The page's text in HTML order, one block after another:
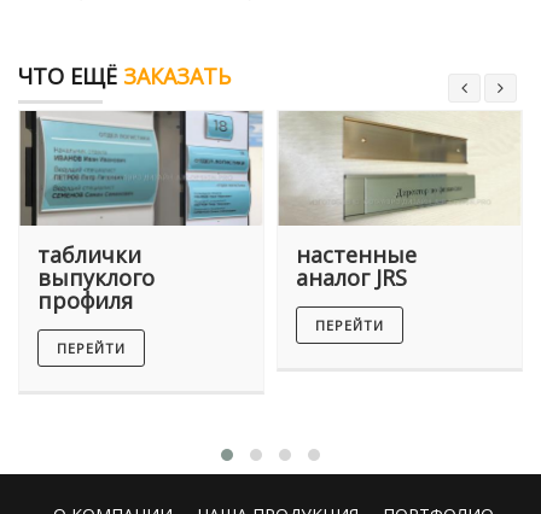
ЧТО ЕЩЁ ЗАКАЗАТЬ
таблички
выпуклого
профиля
ПЕРЕЙТИ
настенные
аналог JRS
ПЕРЕЙТИ